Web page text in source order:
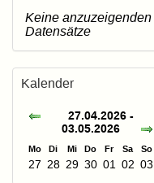
Keine anzuzeigenden
Datensätze
Kalender
27.04.2026 -
03.05.2026
Mo Di Mi Do Fr Sa So
27 28 29 30 01 02 03